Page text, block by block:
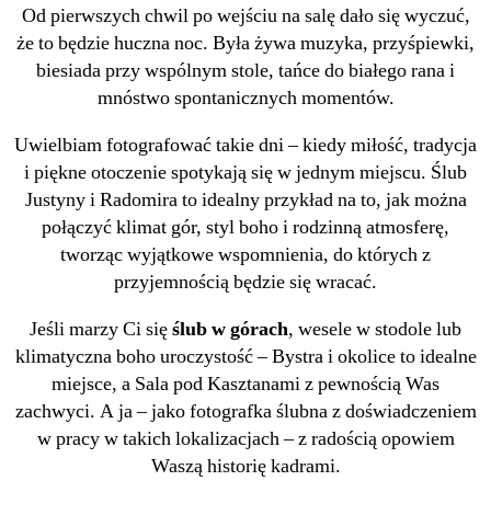
Od pierwszych chwil po wejściu na salę dało się wyczuć,
że to będzie huczna noc. Była żywa muzyka, przyśpiewki,
biesiada przy wspólnym stole, tańce do białego rana i
mnóstwo spontanicznych momentów.
Uwielbiam fotografować takie dni – kiedy miłość, tradycja
i piękne otoczenie spotykają się w jednym miejscu. Ślub
Justyny i Radomira to idealny przykład na to, jak można
połączyć klimat gór, styl boho i rodzinną atmosferę,
tworząc wyjątkowe wspomnienia, do których z
przyjemnością będzie się wracać.
Jeśli marzy Ci sięślub w górach, wesele w stodole lub
klimatyczna boho uroczystość – Bystra i okolice to idealne
miejsce, a Sala pod Kasztanami z pewnością Was
zachwyci. A ja – jako fotografka ślubna z doświadczeniem
w pracy w takich lokalizacjach – z radością opowiem
Waszą historię kadrami.